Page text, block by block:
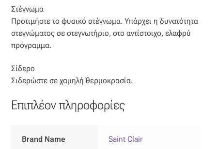
Οργάντζα με φλοκ
Οργάντζα μεταξωτή
Ταφτάς (ταυτάς)
Στέγνωμα
Προτιμήστε το φυσικό στέγνωμα. Υπάρχει η δυνατότητα
στεγνώματος σε στεγνωτήριο, στο αντίστοιχο, ελαφρύ
πρόγραμμα.
Σίδερο
Σιδερώστε σε χαμηλή θερμοκρασία.
Επιπλέον πληροφορίες
Brand Name Saint Clair